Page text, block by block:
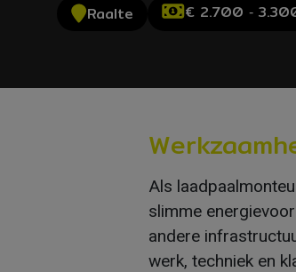
Raalte € 2.700 ‐
Als
slimme
andere
werk, techniek en